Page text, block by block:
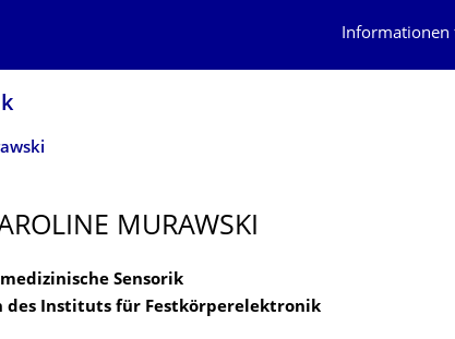
Informationen
MURAWSKI
Sensorik
Instituts für Festkörperelektronik